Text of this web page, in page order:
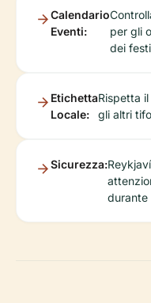
Calendario
Eventi:
per gli
dei
Etichetta
Locale:
Rispetta
gli altri
Sicurezza:
durante